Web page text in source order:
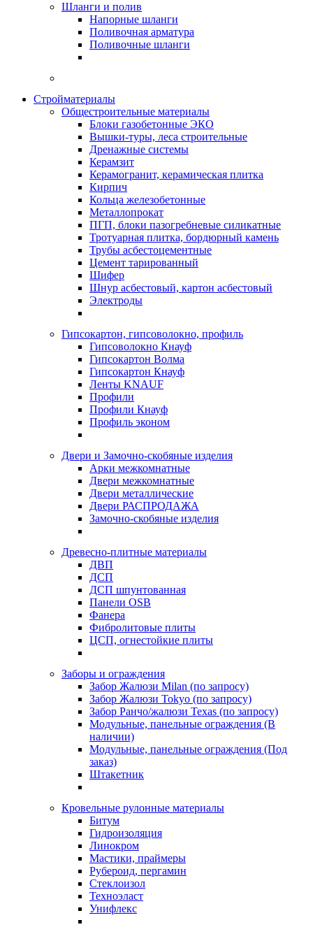
Шланги и полив
Напорные шланги
Поливочная арматура
Поливочные шланги
Стройматериалы
Oбщестроительные материалы
Блоки газобетонные ЭКО
Вышки-туры, леса строительные
Дренажные системы
Керамзит
Керамогранит, керамическая плитка
Кирпич
Кольца железобетонные
Металлопрокат
ПГП, блоки пазогребневые силикатные
Тротуарная плитка, бордюрный камень
Трубы асбестоцементные
Цемент тарированный
Шифер
Шнур асбестовый, картон асбестовый
Электроды
Гипсокартон, гипсоволокно, профиль
Гипсоволокно Кнауф
Гипсокартон Волма
Гипсокартон Кнауф
Ленты KNAUF
Профили
Профили Кнауф
Профиль эконом
Двери и Замочно-скобяные изделия
Арки межкомнатные
Двери межкомнатные
Двери металлические
Двери РАСПРОДАЖА
Замочно-скобяные изделия
Древесно-плитные материалы
ДВП
ДСП
ДСП шпунтованная
Панели OSB
Фанера
Фибролитовые плиты
ЦСП, огнестойкие плиты
Заборы и ограждения
Забор Жалюзи Milan (по запросу)
Забор Жалюзи Tokyo (по запросу)
Забор Ранчо/жалюзи Texas (по запросу)
Модульные, панельные ограждения (В
наличии)
Модульные, панельные ограждения (Под
заказ)
Штакетник
Кровельные рулонные материалы
Битум
Гидроизоляция
Линокром
Мастики, праймеры
Рубероид, пергамин
Стеклоизол
Техноэласт
Унифлекс